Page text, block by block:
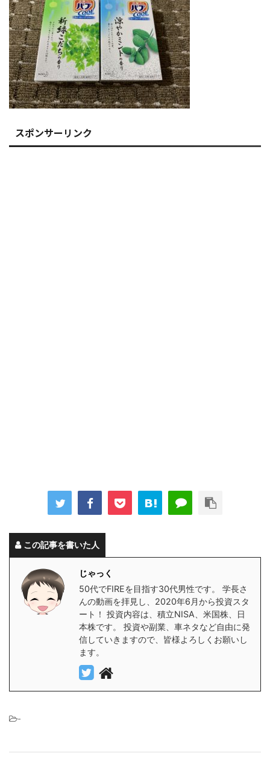
スポンサーリンク
この記事を書いた人
じゃっく
50代でFIREを目指す30代男性です。 学長さ
んの動画を拝見し、2020年6月から投資スタ
ート！ 投資内容は、積立NISA、米国株、日
本株です。 投資や副業、車ネタなど自由に発
信していきますので、皆様よろしくお願いし
ます。
-